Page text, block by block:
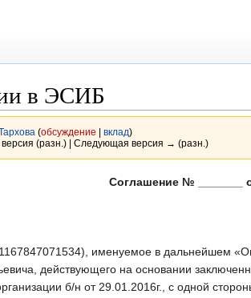
в ЭСИБ
(обсуждение вклад)
версия (разн.) | Следующая версия → (разн.)
Соглашение № _______
именуемое в дальнейшем
действующего на основании
б/н от 29.01.2016г., с одной